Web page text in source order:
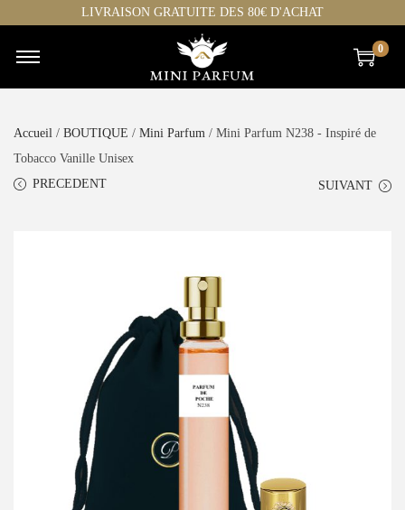
LIVRAISON GRATUITE DES 80€ D'ACHAT
0
Accueil / BOUTIQUE / Mini Parfum / Mini Parfum N238 - Inspiré de
Tobacco Vanille Unisex
PRECEDENT
SUIVANT